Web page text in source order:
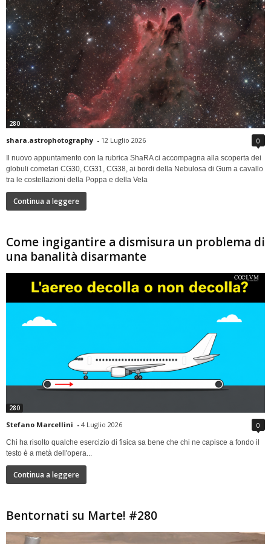
280
shara.astrophotography - 12 Luglio 2026 0
Il nuovo appuntamento con la rubrica ShaRA ci accompagna alla scoperta dei
globuli cometari CG30, CG31, CG38, ai bordi della Nebulosa di Gum a cavallo
tra le costellazioni della Poppa e della Vela
Continua a leggere
Come ingigantire a dismisura un problema di
una banalità disarmante
280
Stefano Marcellini - 4 Luglio 2026 0
Chi ha risolto qualche esercizio di fisica sa bene che chi ne capisce a fondo il
testo è a metà dell'opera...
Continua a leggere
Bentornati su Marte! #280